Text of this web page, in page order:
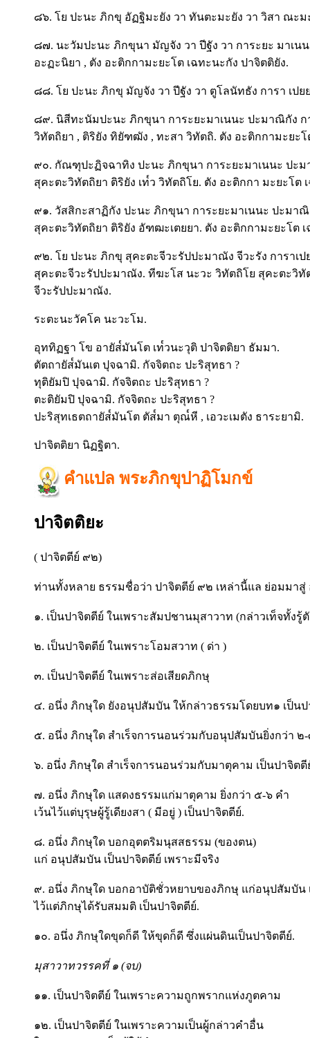
๘๖. โย ปะนะ ภิกขุ อัฏฐิมะยัง วา ทันตะมะยัง วา วิสา ณะม
๘๗. นะวัมปะนะ ภิกขุนา มัญจัง วา ปีฐัง วา การะยะ มาเ
อะฏะนิยา , ตัง อะติกกามะยะโต เฉทะนะกัง ปาจิตติยัง.
๘๘. โย ปะนะ ภิกขุ มัญจัง วา ปีฐัง วา ตูโลนัทธัง การา เปย
๘๙. นิสีทะนัมปะนะ ภิกขุนา การะยะมาเนนะ ปะมาณิกัง
วิทัตถิยา , ติริยัง ทิยัฑฒัง , ทะสา วิทัตถิ. ตัง อะติกกามะยะโ
๙๐. กัณฑุปะฏิจฉาทิง ปะนะ ภิกขุนา การะยะมาเนนะ ปะ
สุคะตะวิทัตถิยา ติริยัง เท๎ว วิทัตถิโย. ตัง อะติกกา มะยะโต
๙๑. วัสสิกะสาฏิกัง ปะนะ ภิกขุนา การะยะมาเนนะ ปะมา
สุคะตะวิทัตถิยา ติริยัง อัฑฒะเตยยา. ตัง อะติกกามะยะโต
๙๒. โย ปะนะ ภิกขุ สุคะตะจีวะรัปปะมาณัง จีวะรัง การาเป
สุคะตะจีวะรัปปะมาณัง. ทีฆะโส นะวะ วิทัตถิโย สุคะตะวิ
จีวะรัปปะมาณัง.
ระตะนะวัคโค นะวะโม.
อุททิฏฐา โข อายัส๎มันโต เท๎วนะวุติ ปาจิตติยา ธัมมา.
ตัตถายัส๎มันเต ปุจฉามิ. กัจจิตถะ ปะริสุทธา ?
ทุติยัมปิ ปุจฉามิ. กัจจิตถะ ปะริสุทธา ?
ตะติยัมปิ ปุจฉามิ. กัจจิตถะ ปะริสุทธา ?
ปะริสุทเธตถายัส๎มันโต ตัส๎มา ตุณ๎หี , เอวะเมตัง ธาระยามิ.
ปาจิตติยา นิฏฐิตา.
คำแปล พระภิกขุปาฏิโมกข์
ปาจิตติยะ
( ปาจิตตีย์ ๙๒)
ท่านทั้งหลาย ธรรมชื่อว่า ปาจิตตีย์ ๙๒ เหล่านี้แล ย่อมมาสู่
๑. เป็นปาจิตตีย์ ในเพราะสัมปชานมุสาวาท (กล่าวเท็จทั้งรู้
๒. เป็นปาจิตตีย์ ในเพราะโอมสวาท ( ด่า )
๓. เป็นปาจิตตีย์ ในเพราะส่อเสียดภิกษุ
๔. อนึ่ง ภิกษุใด ยังอนุปสัมบัน ให้กล่าวธรรมโดยบท๑ เป็น
๕. อนึ่ง ภิกษุใด สำเร็จการนอนร่วมกับอนุปสัมบันยิ่งกว่า
๖. อนึ่ง ภิกษุใด สำเร็จการนอนร่วมกับมาตุคาม เป็นปาจิตตี
๗. อนึ่ง ภิกษุใด แสดงธรรมแก่มาตุคาม ยิ่งกว่า ๕-๖ คำ
เว้นไว้แต่บุรุษผู้รู้เดียงสา ( มีอยู่ ) เป็นปาจิตตีย์.
๘. อนึ่ง ภิกษุใด บอกอุตตริมนุสสธรรม (ของตน)
แก่ อนุปสัมบัน เป็นปาจิตตีย์ เพราะมีจริง
๙. อนึ่ง ภิกษุใด บอกอาบัติชั่วหยาบของภิกษุ แก่อนุปสัมบัน
ไว้แต่ภิกษุได้รับสมมติ เป็นปาจิตตีย์.
๑๐. อนึ่ง ภิกษุใดขุดก็ดี ให้ขุดก็ดี ซึ่งแผ่นดินเป็นปาจิตตีย์.
มุสาวาทวรรคที่ ๑ (จบ)
๑๑. เป็นปาจิตตีย์ ในเพราะความถูกพรากแห่งภูตคาม
๑๒. เป็นปาจิตตีย์ ในเพราะความเป็นผู้กล่าวคำอื่น